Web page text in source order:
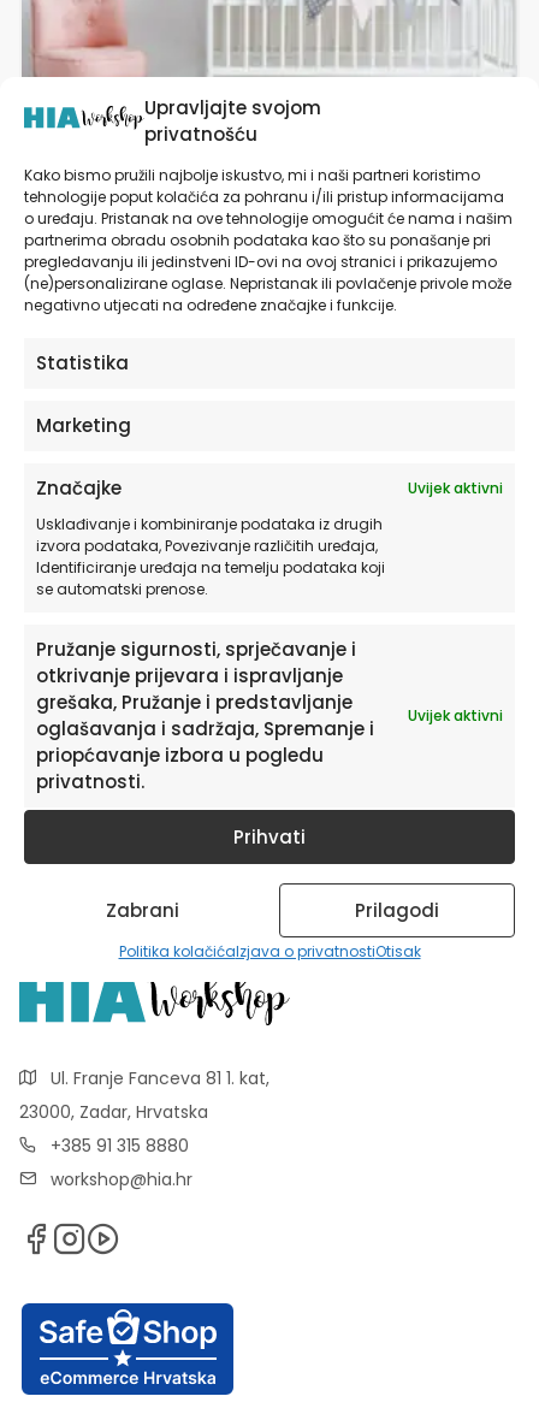
Upravljajte svojom
privatnošću
Kako bismo pružili najbolje iskustvo, mi i naši partneri koristimo
tehnologije poput kolačića za pohranu i/ili pristup informacijama
o uređaju. Pristanak na ove tehnologije omogućit će nama i našim
partnerima obradu osobnih podataka kao što su ponašanje pri
pregledavanju ili jedinstveni ID-ovi na ovoj stranici i prikazujemo
(ne)personalizirane oglase. Nepristanak ili povlačenje privole može
negativno utjecati na određene značajke i funkcije.
Statistika
Marketing
Značajke
Uvijek aktivni
Usklađivanje i kombiniranje podataka iz drugih
izvora podataka, Povezivanje različitih uređaja,
Identificiranje uređaja na temelju podataka koji
se automatski prenose.
Pružanje sigurnosti, sprječavanje i
otkrivanje prijevara i ispravljanje
grešaka, Pružanje i predstavljanje
oglašavanja i sadržaja, Spremanje i
priopćavanje izbora u pogledu
privatnosti.
Uvijek aktivni
Prihvati
Zabrani Prilagodi
Politika kolačićaIzjava o privatnostiOtisak
Naljepnice za zid dječje sobe | Welcome Little Girl
od19,90€
Pretplatite se na naš Newsletter
Želite primati savjete i zanimljivosti o uređenju doma te
informacije o novim proizvodima i pogodnostima?
Ul. Franje Fanceva 81 1. kat,
23000, Zadar, Hrvatska
+385 91 315 8880
workshop@hia.hr